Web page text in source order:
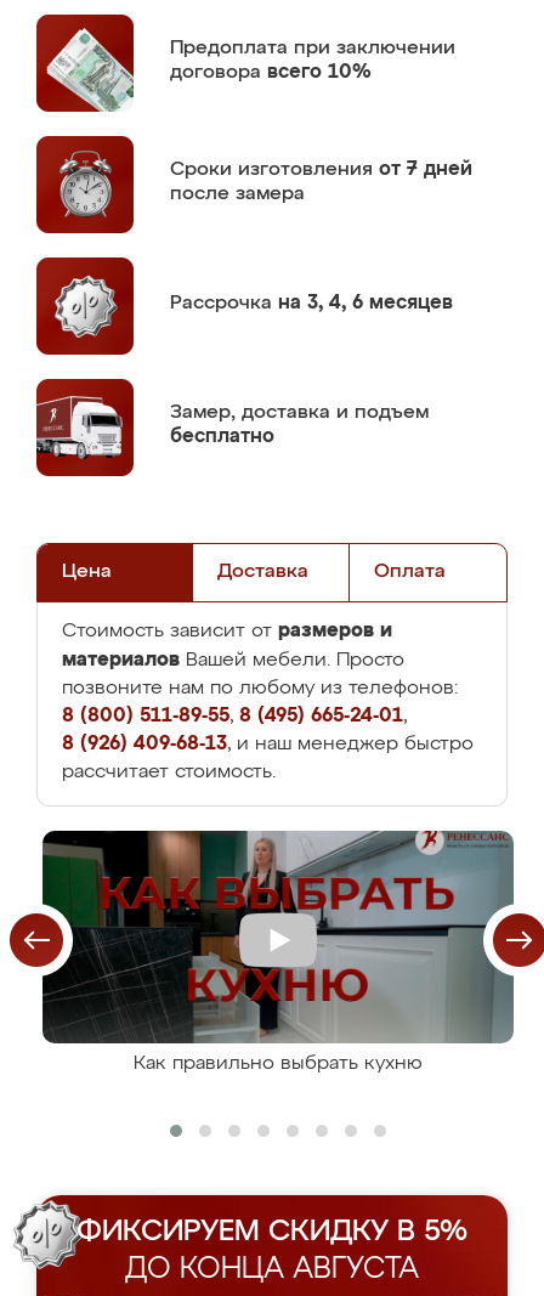
Предоплата при заключении
договора всего 10%
Сроки изготовления от 7 дней
после замера
Рассрочка на 3, 4, 6 месяцев
Замер, доставка и подъем
бесплатно
Цена Доставка Оплата
Стоимость зависит от размеров и
материалов Вашей мебели. Просто
позвоните нам по любому из телефонов:
8 (800) 511-89-55, 8 (495) 665-24-01,
8 (926) 409-68-13, и наш менеджер быстро
рассчитает стоимость.
Как правильно выбрать кухню
ФИКСИРУЕМ СКИДКУ В 5%
ДО КОНЦА АВГУСТА